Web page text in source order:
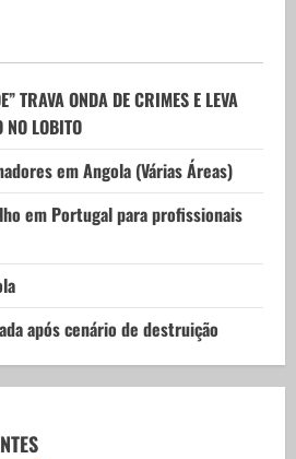
TRAVA ONDA DE CRIMES E LEVA
NO LOBITO
em Angola (Várias Áreas)
em Portugal para profissionais
após cenário de destruição